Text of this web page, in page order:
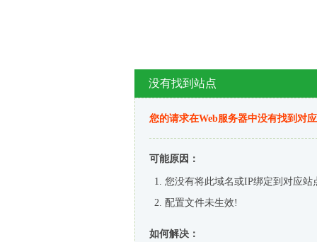
没有找到站点
您的请求在Web服务器中没有找到对
可能原因：
您没有将此域名或IP绑定到对应站
配置文件未生效!
如何解决：